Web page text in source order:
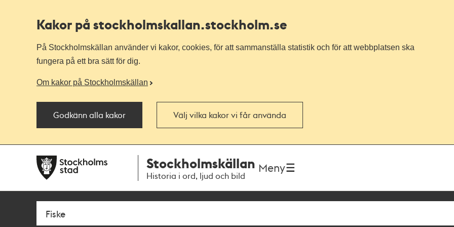
Kakor på stockholmskallan.stockholm.se
På Stockholmskällan använder vi kakor, cookies, för att sammanställa statistik och för att webbplatsen ska
fungera på ett bra sätt för dig.
Om kakor på Stockholmskällan
Godkänn alla kakor Välj vilka kakor vi får använda
navigationen
huvudinnehållet
Stockholmskällan
Historia i ord, ljud och bild
Meny
Sök